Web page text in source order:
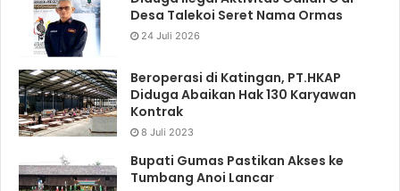
Desa Talekoi Seret Nama Ormas
24 Juli 2026
Beroperasi di Katingan, PT.HKAP
Diduga Abaikan Hak 130 Karyawan
Kontrak
8 Juli 2023
Bupati Gumas Pastikan Akses ke
Tumbang Anoi Lancar